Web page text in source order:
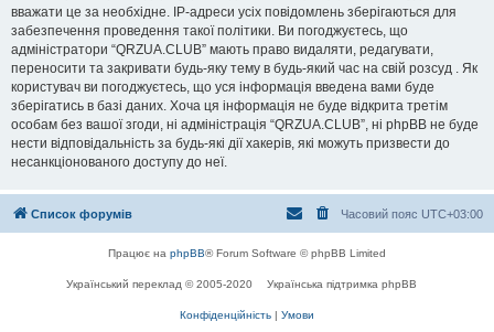
вважати це за необхідне. IP-адреси усіх повідомлень зберігаються для
забезпечення проведення такої політики. Ви погоджуєтесь, що
адміністратори “QRZUA.CLUB” мають право видаляти, редагувати,
переносити та закривати будь-яку тему в будь-який час на свій розсуд . Як
користувач ви погоджуєтесь, що уся інформація введена вами буде
зберігатись в базі даних. Хоча ця інформація не буде відкрита третім
особам без вашої згоди, ні адміністрація “QRZUA.CLUB”, ні phpBB не буде
нести відповідальність за будь-які дії хакерів, які можуть призвести до
несанкціонованого доступу до неї.
Список форумів Часовий пояс UTC+03:00
Працює на phpBB® Forum Software © phpBB Limited
Український переклад © 2005-2020 Українська підтримка phpBB
Конфіденційність | Умови